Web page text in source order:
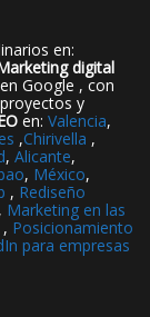
en:
digital
Google , con
y
en:Valencia,
,Chirivella ,
,Alicante,
, México,
, Rediseño
, Marketing en las
, Posicionamiento
para empresas